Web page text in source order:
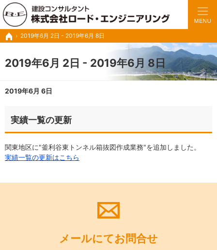
ホーム
2019年6月 2日 - 2019年6月 8日
2019年6月 2日 - 2019年6月 8日
豊富な実績と経験で、さまざまな業務に対応いたします。
トンネルの設計・施工管理・調査診断など建設コンサル ロードエンジニアリング
2019年6月 6日
実績一覧の更新
関東地区に"釜利谷東トンネル箱抜図作成業務"を追加しました。
実績一覧の更新はこちら
メールにてお問合せ